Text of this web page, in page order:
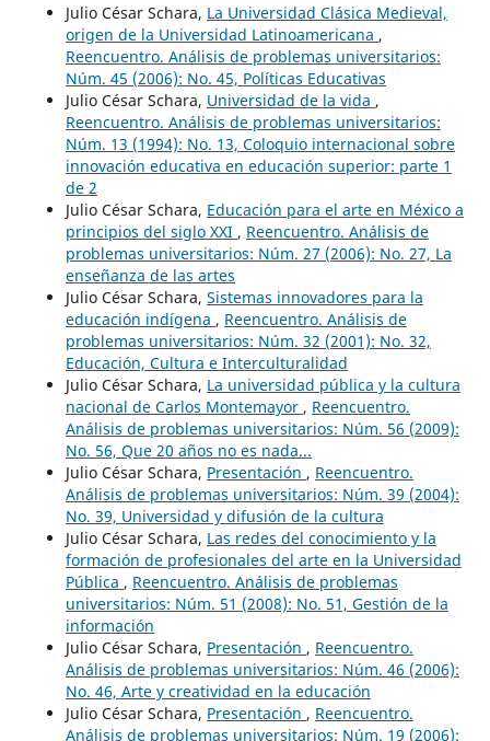
Julio César Schara, La Universidad Clásica Medieval,
origen de la Universidad Latinoamericana ,
Reencuentro. Análisis de problemas universitarios:
Núm. 45 (2006): No. 45, Políticas Educativas
Julio César Schara, Universidad de la vida ,
Reencuentro. Análisis de problemas universitarios:
Núm. 13 (1994): No. 13, Coloquio internacional sobre
innovación educativa en educación superior: parte 1
de 2
Julio César Schara, Educación para el arte en México a
principios del siglo XXI , Reencuentro. Análisis de
problemas universitarios: Núm. 27 (2006): No. 27, La
enseñanza de las artes
Julio César Schara, Sistemas innovadores para la
educación indígena , Reencuentro. Análisis de
problemas universitarios: Núm. 32 (2001): No. 32,
Educación, Cultura e Interculturalidad
Julio César Schara, La universidad pública y la cultura
nacional de Carlos Montemayor , Reencuentro.
Análisis de problemas universitarios: Núm. 56 (2009):
No. 56, Que 20 años no es nada...
Julio César Schara, Presentación , Reencuentro.
Análisis de problemas universitarios: Núm. 39 (2004):
No. 39, Universidad y difusión de la cultura
Julio César Schara, Las redes del conocimiento y la
formación de profesionales del arte en la Universidad
Pública , Reencuentro. Análisis de problemas
universitarios: Núm. 51 (2008): No. 51, Gestión de la
información
Julio César Schara, Presentación , Reencuentro.
Análisis de problemas universitarios: Núm. 46 (2006):
No. 46, Arte y creatividad en la educación
Julio César Schara, Presentación , Reencuentro.
Análisis de problemas universitarios: Núm. 19 (2006):